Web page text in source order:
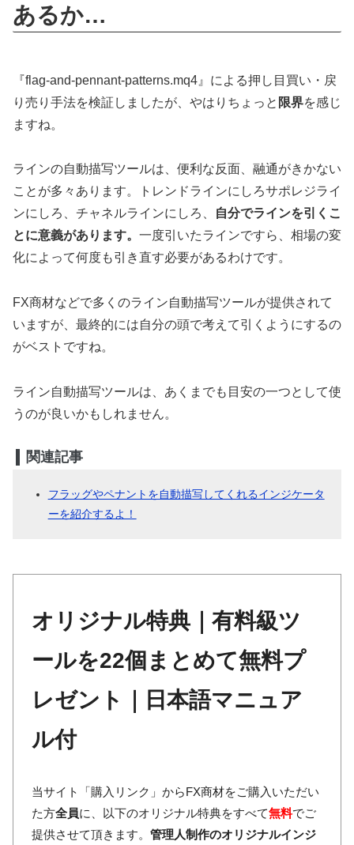
あるか…
『flag-and-pennant-patterns.mq4』による押し目買い・戻
り売り手法を検証しましたが、やはりちょっと 限界を感じ
ますね。
ラインの自動描写ツールは、便利な反面、融通がきかない
ことが多々あります。トレンドラインにしろサポレジライ
ンにしろ、チャネルラインにしろ、
自分でラインを引くこ
とに意義があります。 一度引いたラインですら、相場の変
化によって何度も引き直す必要があるわけです。
FX商材などで多くのライン自動描写ツールが提供されて
いますが、最終的には自分の頭で考えて引くようにするの
がベストですね。
ライン自動描写ツールは、あくまでも目安の一つとして使
うのが良いかもしれません。
関連記事
フラッグやペナントを自動描写してくれるインジケータ
ーを紹介するよ！
オリジナル特典｜有料級ツ
ールを22個まとめて無料プ
レゼント｜日本語マニュア
ル付
当サイト「購入リンク」からFX商材をご購入いただい
た方全員に、以下のオリジナル特典をすべて無料でご
提供させて頂きます。 管理人制作のオリジナルインジ